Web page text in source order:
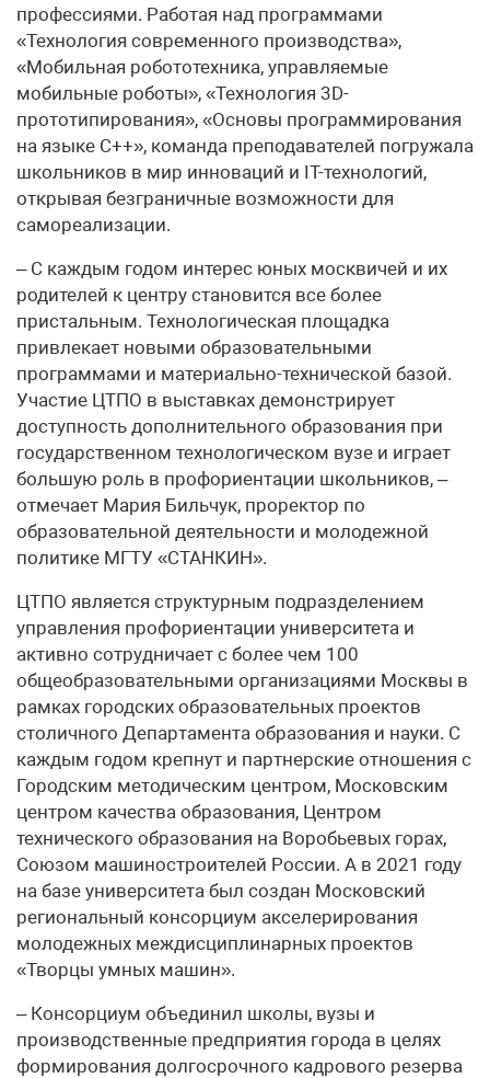
профессиями. Работая над программами
«Технология современного производства»,
«Мобильная робототехника, управляемые
мобильные роботы», «Технология 3D-
прототипирования», «Основы программирования
на языке С++», команда преподавателей погружала
школьников в мир инноваций и IT-технологий,
открывая безграничные возможности для
самореализации.
– С каждым годом интерес юных москвичей и их
родителей к центру становится все более
пристальным. Технологическая площадка
привлекает новыми образовательными
программами и материально-технической базой.
Участие ЦТПО в выставках демонстрирует
доступность дополнительного образования при
государственном технологическом вузе и играет
большую роль в профориентации школьников, –
отмечает Мария Бильчук, проректор по
образовательной деятельности и молодежной
политике МГТУ «СТАНКИН».
ЦТПО является структурным подразделением
управления профориентации университета и
активно сотрудничает с более чем 100
общеобразовательными организациями Москвы в
рамках городских образовательных проектов
столичного Департамента образования и науки. С
каждым годом крепнут и партнерские отношения с
Городским методическим центром, Московским
центром качества образования, Центром
технического образования на Воробьевых горах,
Союзом машиностроителей России. А в 2021 году
на базе университета был создан Московский
региональный консорциум акселерирования
молодежных междисциплинарных проектов
«Творцы умных машин».
– Консорциум объединил школы, вузы и
производственные предприятия города в целях
формирования долгосрочного кадрового резерва